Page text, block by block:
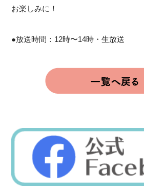
お楽しみに！
●放送時間：12時〜14時・生放送